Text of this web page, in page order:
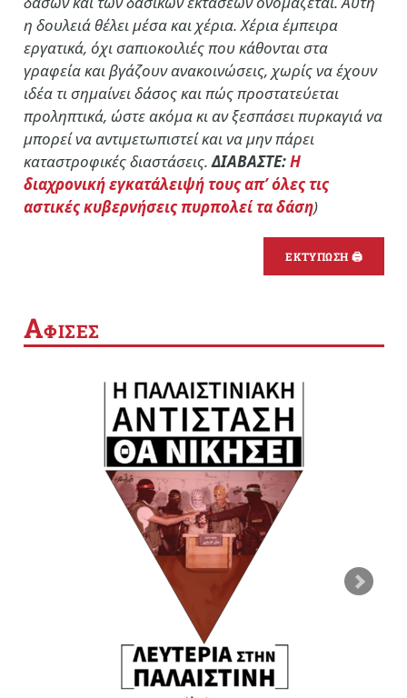
η δουλειά θέλει μέσα και χέρια. Χέρια έμπειρα
εργατικά, όχι σαπιοκοιλιές που κάθονται στα
γραφεία και βγάζουν ανακοινώσεις, χωρίς να έχουν
ιδέα τι σημαίνει δάσος και πώς προστατεύεται
προληπτικά, ώστε ακόμα κι αν ξεσπάσει πυρκαγιά να
μπορεί να αντιμετωπιστεί και να μην πάρει
καταστροφικές διαστάσεις.ΔΙΑΒΑΣΤΕ:Η
διαχρονική εγκατάλειψή τους απ’ όλες τις
αστικές κυβερνήσεις πυρπολεί τα δάση)
ΕΚΤΥΠΩΣΗ 🖨
ΑΦΙΣΕΣ